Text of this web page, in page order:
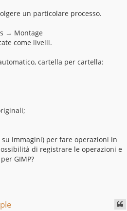
un particolare processo.
→ Montage
come livelli.
cartella per cartella:
immagini) per fare operazioni in
di registrare le operazioni e
GIMP?